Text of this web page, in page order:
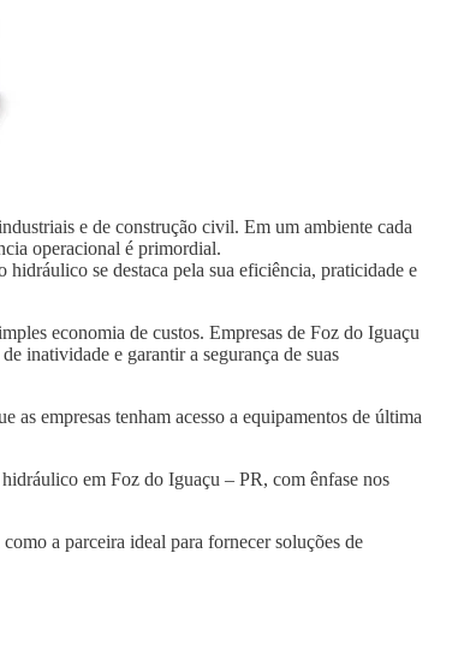
e de construção civil. Em um ambiente cada
operacional é primordial.
se destaca pela sua eficiência, praticidade e
economia de custos. Empresas de Foz do Iguaçu
inatividade e garantir a segurança de suas
empresas tenham acesso a equipamentos de última
em Foz do Iguaçu – PR, com ênfase nos
a parceira ideal para fornecer soluções de